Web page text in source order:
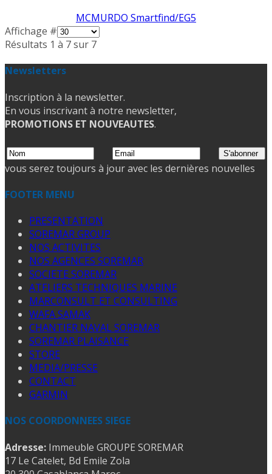
MCMURDO Smartfind/EG5
Affichage #
Résultats 1 à 7 sur 7
Newsletters
Inscription à la newsletter.
En vous inscrivant à notre newsletter,
PROMOTIONS ET NOUVEAUTES.
vous serez toujours à jour avec les dernières nouvelles
FOOTER MENU
PRESENTATION
SOREMAR GROUP
NOS ACTIVITES
NOS AGENCES SOREMAR
SOCIETE SOREMAR
ATELIERS TECHNIQUES MARINE
MARCONSULT ET CONSULTING
WAFA SAMAK
CHANTIER NAVAL SOREMAR
SOREMAR PLAISANCE
STORE
MEDIA/PRESSE
CONTACT
GARMIN
NOS COORDONNEES SIEGE
Adresse: Immeuble GROUPE SOREMAR
17 Le Catelet, Bd Emile Zola